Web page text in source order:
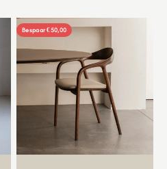
Bespaar €50,00